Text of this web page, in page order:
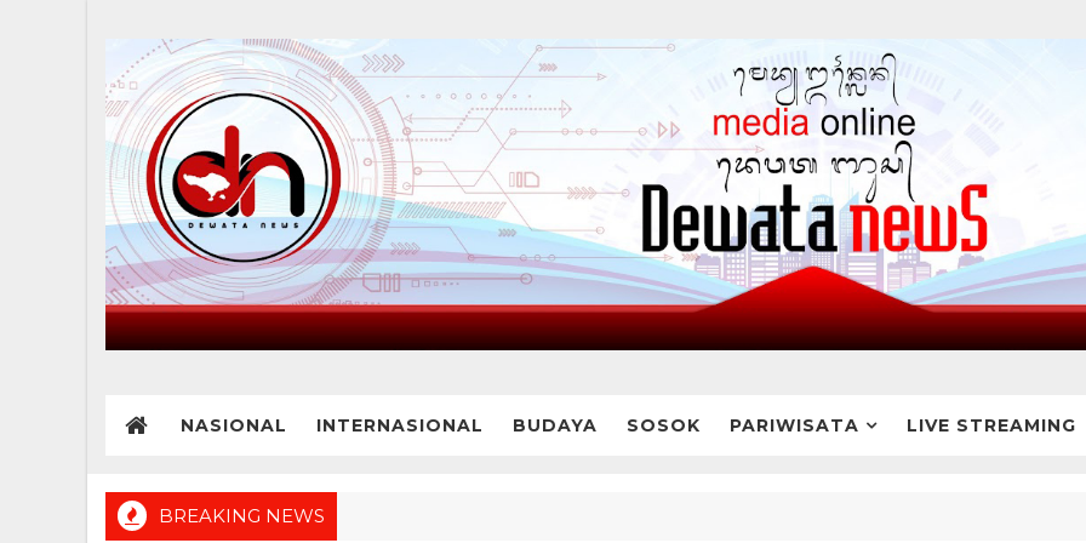
NASIONAL INTERNASIONAL BUDAYA SOSOK PARIWISATA LIVE STREAMING
BREAKING NEWS